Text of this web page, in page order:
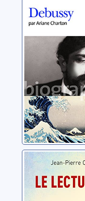
Debussy
Charton, Ariane
Le lectueur
Ohl, Jean-Pierre